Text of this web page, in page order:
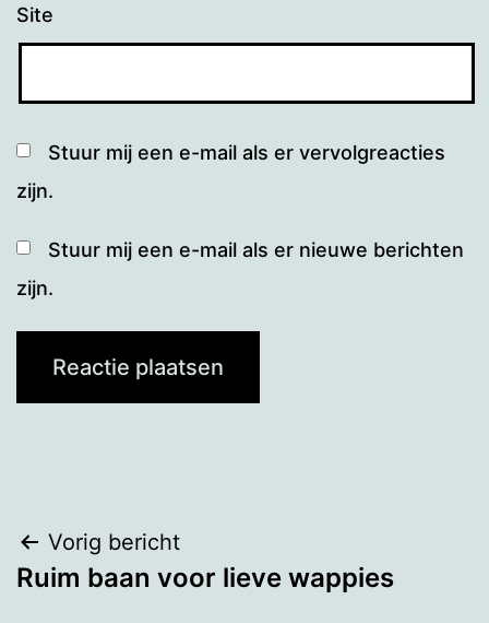
Site
Stuur mij een e-mail als er vervolgreacties
zijn.
Stuur mij een e-mail als er nieuwe berichten
zijn.
Bericht
navigatie
Vorig bericht
Ruim baan voor lieve wappies